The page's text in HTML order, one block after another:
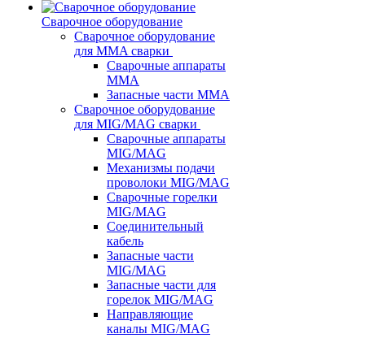
Сварочное оборудование
Сварочное оборудование
для MMA сварки
Сварочные аппараты
MMA
Запасные части MMA
Сварочное оборудование
для MIG/MAG сварки
Сварочные аппараты
MIG/MAG
Механизмы подачи
проволоки MIG/MAG
Сварочные горелки
MIG/MAG
Соединительный
кабель
Запасные части
MIG/MAG
Запасные части для
горелок MIG/MAG
Направляющие
каналы MIG/MAG